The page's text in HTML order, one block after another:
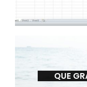
QUE